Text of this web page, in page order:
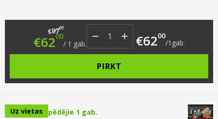
€9700 Original price was: €97.00.
€6200 Current price is: €62.00.
/ 1 gab. €6200
/1 gab.
PIRKT
Uz vietas pēdējie 1 gab.